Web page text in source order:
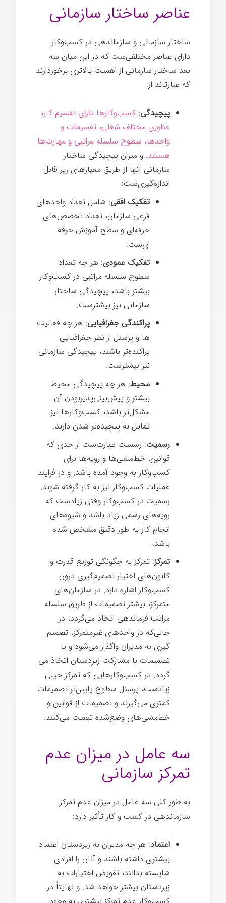
عناصر ساختار سازمانی
ساختار سازمانی و سازماندهی در کسب‌وکار
دارای عناصر مختلفی‌ست که در این میان سه
بعد ساختار سازمانی از اهمیت بالاتری برخوردارند
که عبارت­اند از:
پیچیدگی: کسب‌وکارها دارای تقسیم کار،
عناوین مختلف شغلی، تقسیمات و
واحدها، سطوح سلسله مراتبی و مهارت­‌ها
هستند. و میزان پیچیدگی ساختار
سازمانی آن­ها از طریق معیارهای زیر قابل
اندازه­‌گیری‌ست:
تفکیک افقی: شامل تعداد واحدهای
فرعی سازمان، تعداد تخصص­‌های
حرفه­‌ای و سطح آموزش حرفه­‌
ای‌ست.
تفکیک عمودی: هر چه تعداد
سطوح سلسله مراتبی در کسب‌وکار
بیش­تر باشد، پیچیدگی ساختار
سازمانی نیز بیش­ترست.
پراکندگی جغرافیایی: هر چه فعالیت­‌
ها و پرسنل از نظر جغرافیایی
پراکنده­‌تر باشند، پیچیدگی سازمانی
نیز بیش­ترست.
محیط: هر چه پیچیدگی محیط
بیش­تر و پیش­‌بینی‌پذیربودن آن
مشکل­‌تر باشد، کسب‌وکارها نیز
تمایل به پیچیده­‌تر شدن دارند.
رسمیت: رسمیت عبارت‌ست از حدی که
قوانین، خط‌مشی­‌ها و رویه­‌ها برای
کسب‌وکار به وجود آمده باشد. و در فرایند
عملیات کسب‌وکار نیز به کار گرفته شوند.
رسمیت در کسب‌وکار وقتی زیادست که
رویه­‌های رسمی زیاد باشد و شیوه­‌های
انجام کار به طور دقیق مشخص شده
باشد.
تمرکز: تمرکز به چگونگی توزیع قدرت و
کانون­‌های اختیار تصمیم­‌گیری درون
کسب‌وکار اشاره دارد. در سازمان­‌های
متمرکز، بیش­تر تصمیمات از طریق سلسله
مراتب فرماندهی اتخاذ می­‌گردد، در
حالی‌که در واحدهای غیرمتمرکز، تصمیم­‌
گیری به مدیران واگذار می‌شود و یا
تصمیمات با مشارکت زیردستان اتخاذ می­‌
گردد. در کسب‌وکارهایی که تمرکز خیلی
زیادست، پرسنل سطوح پایین­‌تر تصمیمات
کم­تری می­‌گیرند و تصمیمات از قوانین و
خط‌مشی­‌های وضع‌شده تبعیت می­‌کنند.
سه عامل در میزان عدم
تمرکز سازمانی
به طور کلی سه عامل در میزان عدم تمرکز
سازماندهی در کسب‌ و کار تأثیر دارد:
اعتماد: هر چه مدیران به زیردستان اعتماد
بیش­تری داشته باشند و آنان را افرادی
شایسته بدانند، تفویض اختیارات به
زیردستان بیش­تر خواهد شد. و نهایتاً در